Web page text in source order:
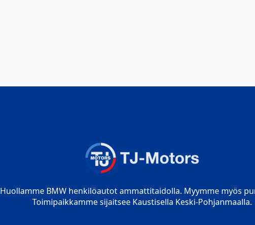
Huollamme BMW henkilöautot ammattitaidolla. Myymme myös
Toimipaikkamme sijaitsee Kaustisella Keski-Pohjanmaalla.